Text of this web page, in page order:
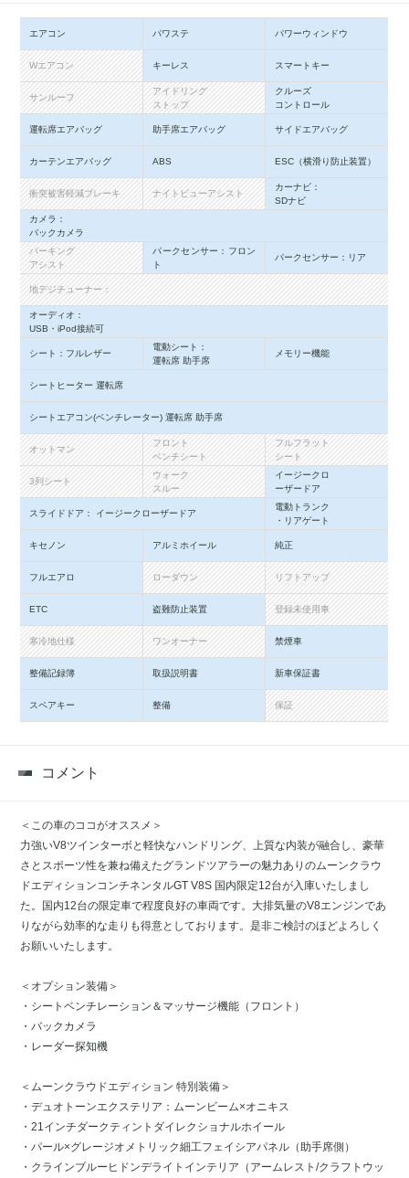
エアコン パワステ パワーウィンドウ
Wエアコン キーレス スマートキー
サンルーフ
アイドリング
ストップ
クルーズ
コントロール
運転席エアバッグ 助手席エアバッグ サイドエアバッグ
カーテンエアバッグ ABS ESC（横滑り防止装置）
衝突被害軽減ブレーキ ナイトビューアシスト
カーナビ：
SDナビ
カメラ：
バックカメラ
パーキング
アシスト
パークセンサー：フロン
ト
パークセンサー：リア
地デジチューナー：
オーディオ：
USB・iPod接続可
シート：フルレザー
電動シート：
運転席 助手席
メモリー機能
シートヒーター 運転席
シートエアコン(ベンチレーター) 運転席 助手席
オットマン
フロント
ベンチシート
フルフラット
シート
3列シート
ウォーク
スルー
イージークロ
ーザードア
スライドドア： イージークローザードア
電動トランク
・リアゲート
キセノン アルミホイール 純正
フルエアロ ローダウン リフトアップ
ETC 盗難防止装置 登録未使用車
寒冷地仕様 ワンオーナー 禁煙車
整備記録簿 取扱説明書 新車保証書
スペアキー 整備 保証
コメント
＜この車のココがオススメ＞
力強いV8ツインターボと軽快なハンドリング、上質な内装が融合し、豪華
さとスポーツ性を兼ね備えたグランドツアラーの魅力ありのムーンクラウ
ドエディションコンチネンタルGT V8S 国内限定12台が入庫いたしまし
た。国内12台の限定車で程度良好の車両です。大排気量のV8エンジンであ
りながら効率的な走りも得意としております。是非ご検討のほどよろしく
お願いいたします。
＜オプション装備＞
・シートベンチレーション＆マッサージ機能（フロント）
・バックカメラ
・レーダー探知機
＜ムーンクラウドエディション 特別装備＞
・デュオトーンエクステリア：ムーンビーム×オニキス
・21インチダークティントダイレクショナルホイール
・パール×グレージオメトリック細工フェイシアパネル（助手席側）
・クラインブルーヒドンデライトインテリア（アームレスト/クラフトウッ